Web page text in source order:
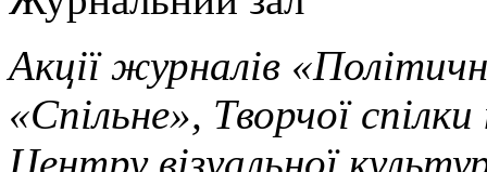
Акції журналів
«Спільне», Творчої
Центру візуальної